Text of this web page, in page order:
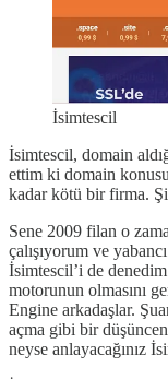
İsimtescil
İsimtescil, domain
ettim ki domain
kadar kötü bir firma.
Sene 2009 filan o
çalışıyorum ve
İsimtescil’i de
motorunun olmasını
Engine arkadaşlar.
açma gibi bir
neyse anlayacağınız